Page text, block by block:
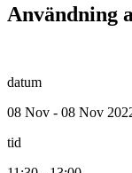
Användning
datum
08 Nov - 08 Nov
tid